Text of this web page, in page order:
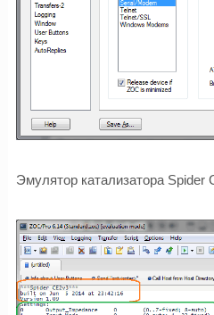
Эмулятор катализатора Spider